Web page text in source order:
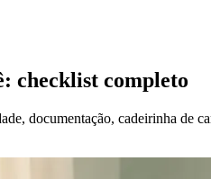
checklist completo
documentação, cadeirinha de